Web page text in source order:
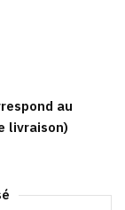
au
livraison)